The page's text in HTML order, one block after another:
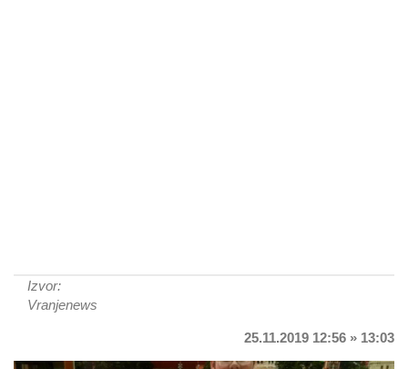
Izvor:
Vranjenews
25.11.2019 12:56 » 13:03